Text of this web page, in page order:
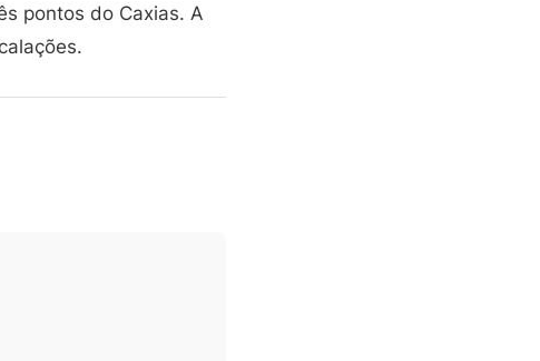
pontos do Caxias. A